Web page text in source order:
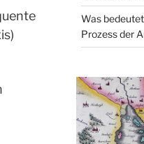
Was
Prozess der